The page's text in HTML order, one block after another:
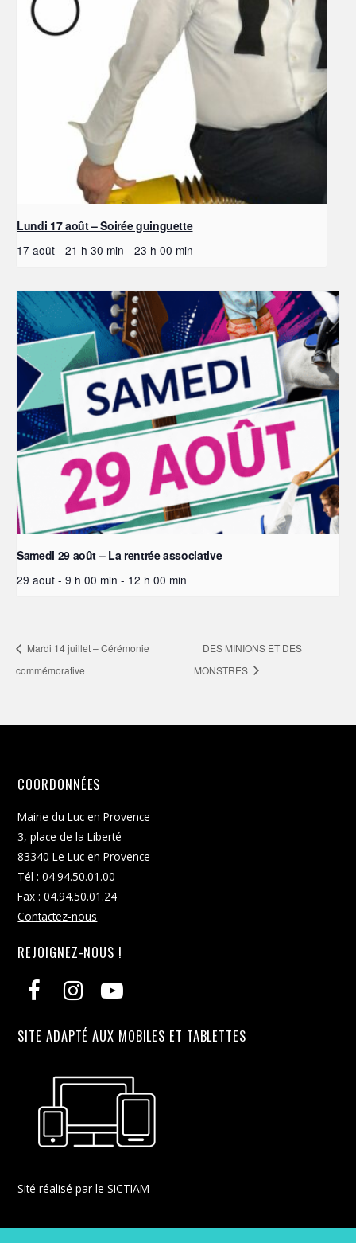
Lundi 17 août – Soirée guinguette
17 août - 21 h 30 min - 23 h 00 min
Samedi 29 août – La rentrée associative
29 août - 9 h 00 min - 12 h 00 min
Mardi 14 juillet – Cérémonie
commémorative
DES MINIONS ET DES
MONSTRES
COORDONNÉES
Mairie du Luc en Provence
3, place de la Liberté
83340 Le Luc en Provence
Tél : 04.94.50.01.00
Fax : 04.94.50.01.24
Contactez-nous
REJOIGNEZ-NOUS !
SITE ADAPTÉ AUX MOBILES ET TABLETTES
Sité réalisé par leSICTIAM